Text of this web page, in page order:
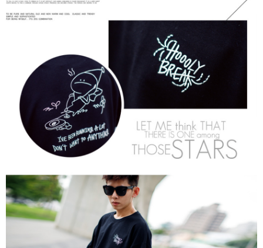
「AFTEE先享後付」，若未經同意申辦者引起之損失，本公司不負相關責
任。
４．使用「AFTEE先享後付」時，將依據個別帳號之用戶狀況，依本公司即
時審查核予不同之上限額度；若仍有額度不足之情形，本公司將視審查結果
５．嚴禁一人註冊多個帳號或使用他人資訊註冊。若發現惡意使用之情形，
恩沛科技股份有限公司將有權停止該用戶之使用額度並採取法律行動。